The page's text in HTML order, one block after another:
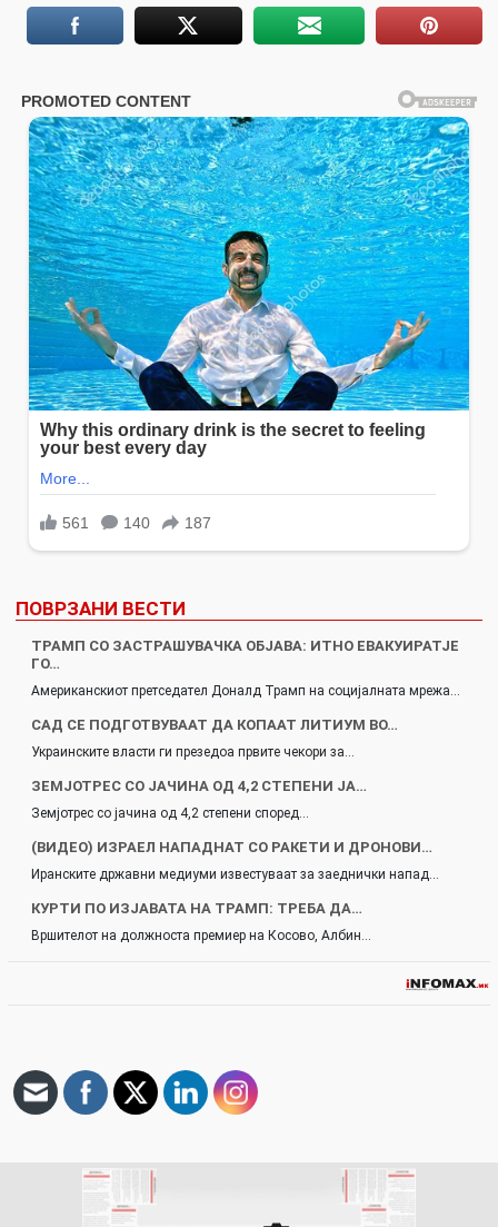
ПОВРЗАНИ ВЕСТИ
ТРАМП СО ЗАСТРАШУВАЧКА ОБЈАВА: ИТНО ЕВАКУИРАТЈЕ
ГО…
Американскиот претседател Доналд Трамп на социјалната мрежа…
САД СЕ ПОДГОТВУВААТ ДА КОПААТ ЛИТИУМ ВО…
Украинските власти ги презедоа првите чекори за…
ЗЕМЈОТРЕС СО ЈАЧИНА ОД 4,2 СТЕПЕНИ ЈА…
Земјотрес со јачина од 4,2 степени според…
(ВИДЕО) ИЗРАЕЛ НАПАДНАТ СО РАКЕТИ И ДРОНОВИ…
Иранските државни медиуми известуваат за заеднички напад…
КУРТИ ПО ИЗЈАВАТА НА ТРАМП: ТРЕБА ДА…
Вршителот на должноста премиер на Косово, Албин…